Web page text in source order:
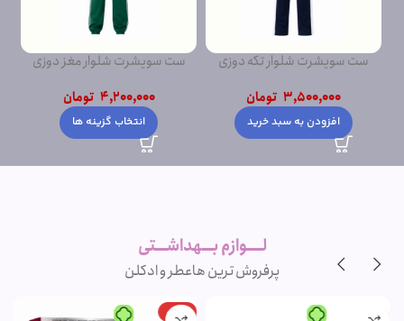
ست سویشرت شلوار تکه دوزی
3,500,000 تومان
افزودن به سبد خرید
ست سویشرت شلوار مغز دوزی
4,200,000 تومان
انتخاب گزینه ها
لــــوازم بـــهداشـــتی
پرفروش ترین هاعطر و ادکلن
-15%